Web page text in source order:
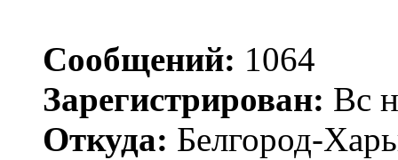
Сообщений: 1064
Зарегистрирован: Вс
Откуда: Белгород-